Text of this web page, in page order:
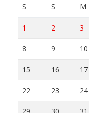
S S M
1 2 3
8 9 10
15 16 17
22 23 24